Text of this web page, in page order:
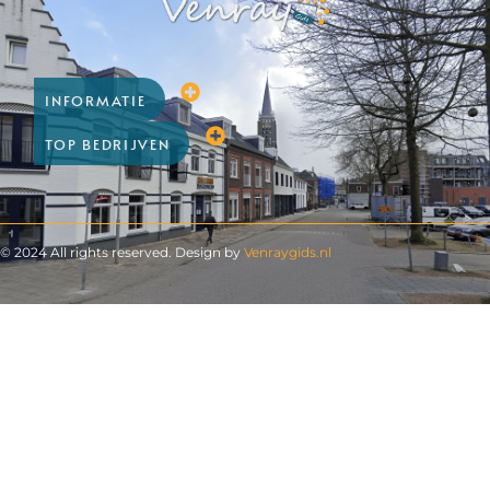
INFORMATIE
TOP BEDRIJVEN
© 2024 All rights reserved. Design by Venraygids.nl